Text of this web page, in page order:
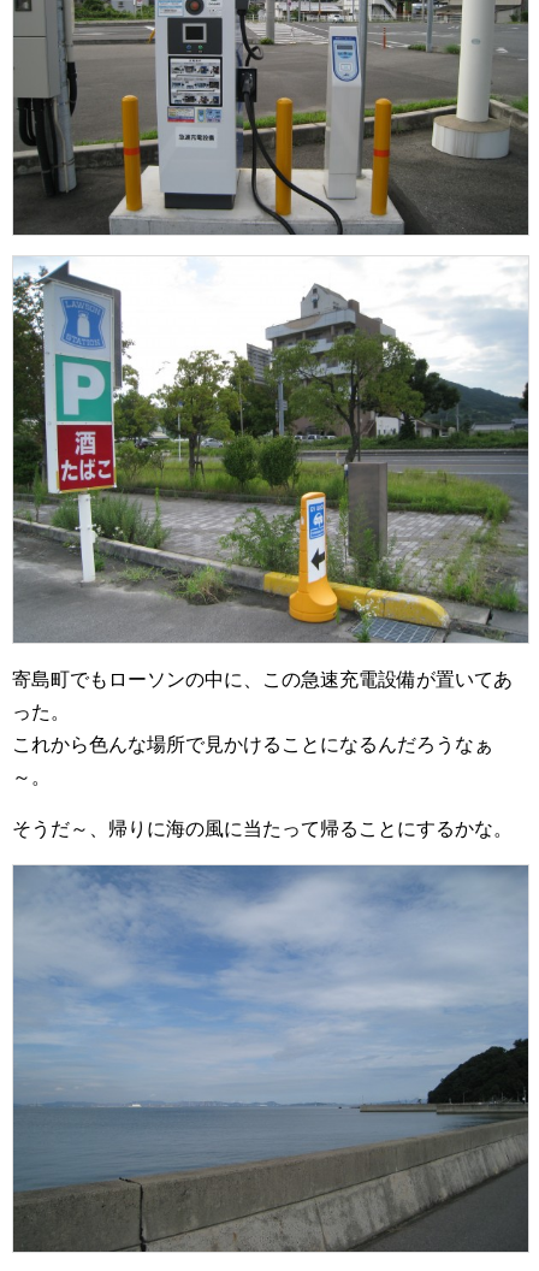
寄島町でもローソンの中に、この急速充電設備が置いてあ
った。
これから色んな場所で見かけることになるんだろうなぁ
～。
そうだ～、帰りに海の風に当たって帰ることにするかな。